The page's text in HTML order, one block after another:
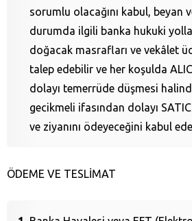
sorumlu olacağını kabul, beyan
durumda ilgili banka hukuki
doğacak masrafları ve vekâlet
talep edebilir ve her koşulda
dolayı temerrüde düşmesi
gecikmeli ifasından dolayı
ve ziyanını ödeyeceğini kabul
ÖDEME VE TESLİMAT